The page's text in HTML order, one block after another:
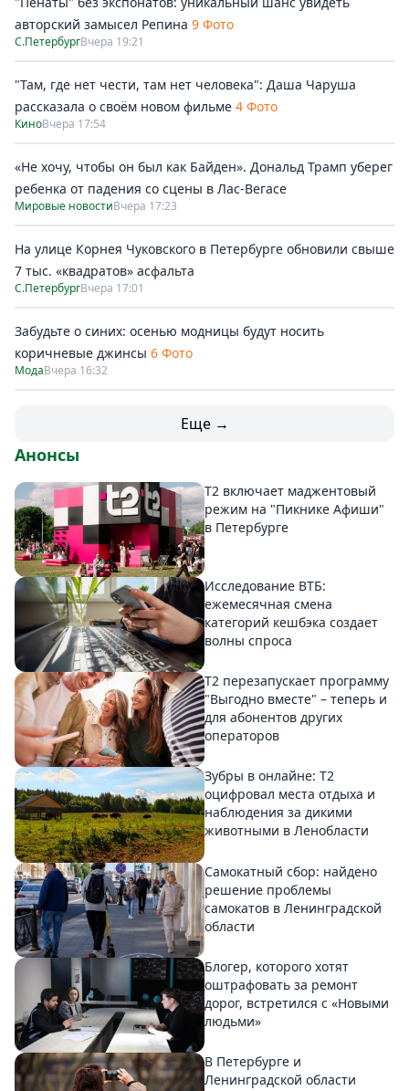
авторский замысел Репина 9 Фото
С.ПетербургВчера 19:21
"Там, где нет чести, там нет человека": Даша Чаруша
рассказала о своём новом фильме 4 Фото
КиноВчера 17:54
«Не хочу, чтобы он был как Байден». Дональд Трамп уберег
ребенка от падения со сцены в Лас-Вегасе
Мировые новостиВчера 17:23
На улице Корнея Чуковского в Петербурге обновили свыше
7 тыс. «квадратов» асфальта
С.ПетербургВчера 17:01
Забудьте о синих: осенью модницы будут носить
коричневые джинсы 6 Фото
МодаВчера 16:32
Еще →
Анонсы
Т2 включает маджентовый
режим на "Пикнике Афиши"
в Петербурге
Исследование ВТБ:
ежемесячная смена
категорий кешбэка создает
волны спроса
Т2 перезапускает программу
"Выгодно вместе" – теперь и
для абонентов других
операторов
Зубры в онлайне: Т2
оцифровал места отдыха и
наблюдения за дикими
животными в Ленобласти
Самокатный сбор: найдено
решение проблемы
самокатов в Ленинградской
области
Блогер, которого хотят
оштрафовать за ремонт
дорог, встретился с «Новыми
людьми»
В Петербурге и
Ленинградской области